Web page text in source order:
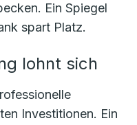
Ein Spiegel
spart Platz.
lohnt sich
Investitionen. Ein